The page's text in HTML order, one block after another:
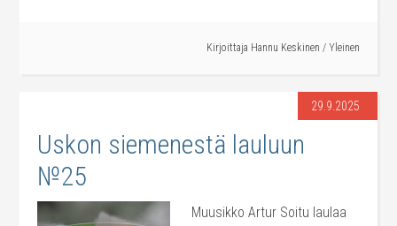
Kirjoittaja Hannu Keskinen / Yleinen
29.9.2025
Uskon siemenestä lauluun
№25
Muusikko Artur Soitu laulaa